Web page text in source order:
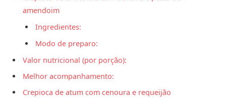
amendoim
Ingredientes:
Modo de preparo:
Valor nutricional (por porção):
Melhor acompanhamento:
Crepioca de atum com cenoura e requeijão